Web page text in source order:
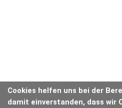
Cookies helfen uns bei der
damit einverstanden, dass wir